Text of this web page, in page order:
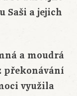
Saši a jejich
a moudrá
překonávání
využila